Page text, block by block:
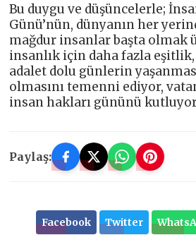
Bu duygu ve düşüncelerle;
Günü’nün, dünyanın her
mağdur insanlar başta olmak
insanlık için daha fazla
adalet dolu günlerin
olmasını temenni ediyor,
insan hakları gününü
Paylaş:
Facebook Twitter